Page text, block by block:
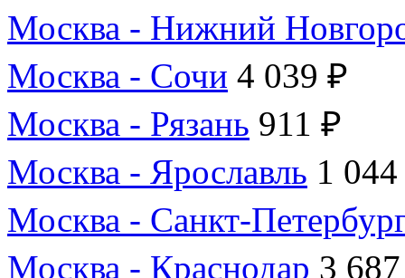
Москва - Нижний
Москва - Сочи 4 039 ₽
Москва - Рязань 911 ₽
Москва - Ярославль 1
Москва - Санкт-
Москва - Краснодар 3